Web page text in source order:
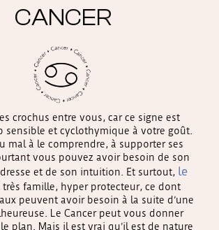
CANCER
crochus entre vous, car ce signe est
sensible et cyclothymique à votre goût.
mal à le comprendre, à supporter ses
vous pouvez avoir besoin de son
et de son intuition. Et surtout, le
très famille, hyper protecteur, ce dont
peuvent avoir besoin à la suite d’une
Le Cancer peut vous donner
plan. Mais il est vrai qu’il est de nature